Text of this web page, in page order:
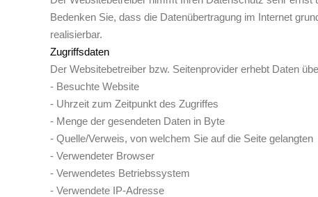
Bedenken Sie, dass die Datenübertragung im Internet
realisierbar.
Zugriffsdaten
Der Websitebetreiber bzw. Seitenprovider erhebt Daten
- Besuchte Website
- Uhrzeit zum Zeitpunkt des Zugriffes
- Menge der gesendeten Daten in Byte
- Quelle/Verweis, von welchem Sie auf die Seite gelangten
- Verwendeter Browser
- Verwendetes Betriebssystem
- Verwendete IP-Adresse